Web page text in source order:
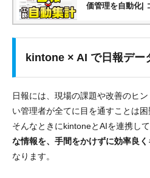
価管理を自動化|
kintone × AI で日報デー
日報には、現場の課題や改善のヒ
い管理者が全てに目を通すことは困
そんなときにkintoneとAIを連携して
な情報を、手間をかけずに効率良
なります。